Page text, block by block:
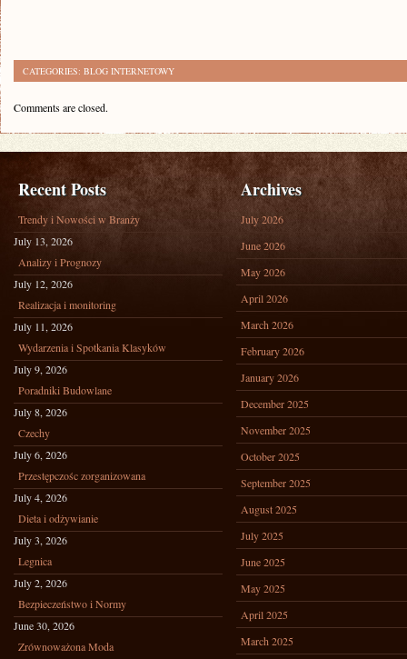
CATEGORIES: BLOG INTERNETOWY
Comments are closed.
Recent Posts
Trendy i Nowości w Branży
July 13, 2026
Analizy i Prognozy
July 12, 2026
Realizacja i monitoring
July 11, 2026
Wydarzenia i Spotkania Klasyków
July 9, 2026
Poradniki Budowlane
July 8, 2026
Czechy
July 6, 2026
Przestępczośc zorganizowana
July 4, 2026
Dieta i odżywianie
July 3, 2026
Legnica
July 2, 2026
Bezpieczeństwo i Normy
June 30, 2026
Zrównoważona Moda
Archives
July 2026
June 2026
May 2026
April 2026
March 2026
February 2026
January 2026
December 2025
November 2025
October 2025
September 2025
August 2025
July 2025
June 2025
May 2025
April 2025
March 2025